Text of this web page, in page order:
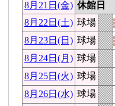
8月21日(金) 休館日
8月22日(土) 球場
8月23日(日) 球場
8月24日(月) 球場
8月25日(火) 球場
8月26日(水) 球場